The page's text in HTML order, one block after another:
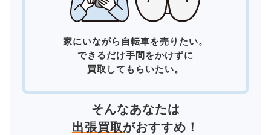
家にいながら自転車を売りたい。
できるだけ手間をかけずに
買取してもらいたい。
そんなあなたは
出張買取がおすすめ！